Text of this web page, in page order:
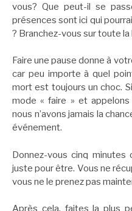
vous? Que peut-il se
présences sont ici qui
? Branchez-vous sur toute
Faire une pause donne à
car peu importe à quel
mort est toujours un choc.
mode « faire » et appelons
nous n’avons jamais la
événement.
Donnez-vous cinq
juste pour être. Vous ne
vous ne le prenez pas
Après cela, faites la plus